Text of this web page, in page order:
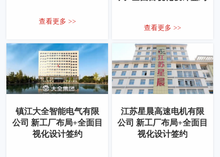
查看更多 >>
查看更多 >>
镇江大全智能电气有限
公司 新工厂布局+全面目
视化设计签约
江苏星晨高速电机有限
公司 新工厂布局+全面目
视化设计签约